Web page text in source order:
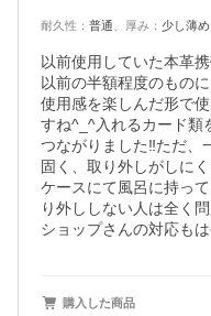
耐久性 ： 普通 厚み ： 少し薄め
以前使用していた本革
以前の半額程度のもの
使用感を楽しんだ形で
すね^_^入れるカード類
つながりました‼️ただ、
固く、取り外しがしに
ケースにて風呂に持っ
り外ししない人は全く問
ショップさんの対応も
購入した商品